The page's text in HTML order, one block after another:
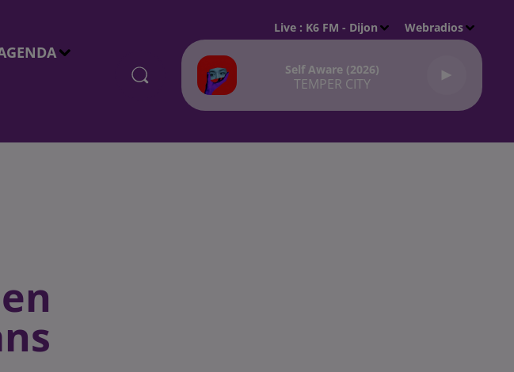
Live : K6 FM - Dijon Webradios
Self Aware (2026)
TEMPER CITY